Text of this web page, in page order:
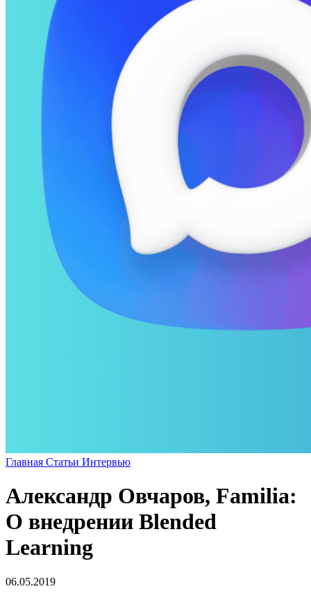
Главная Статьи Интервью
Александр Овчаров, Familia:
О внедрении Blended
Learning
06.05.2019